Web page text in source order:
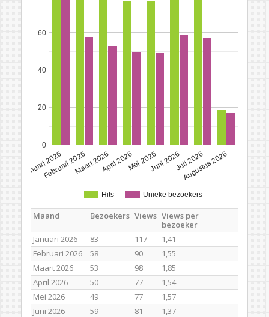
Hits Unieke bezoekers
Januari 2026
Februari 2026Maart 2026April 2026Mei 2026Juni 2026Juli 2026
Augustus 2026
0
20
40
60
Maand Bezoekers Views Views per
bezoeker
Januari 2026
83 117
1,41
Februari 2026
58 90
1,55
Maart 2026
53 98
1,85
April 2026
50 77
1,54
Mei 2026
49 77
1,57
Juni 2026
59 81
1,37